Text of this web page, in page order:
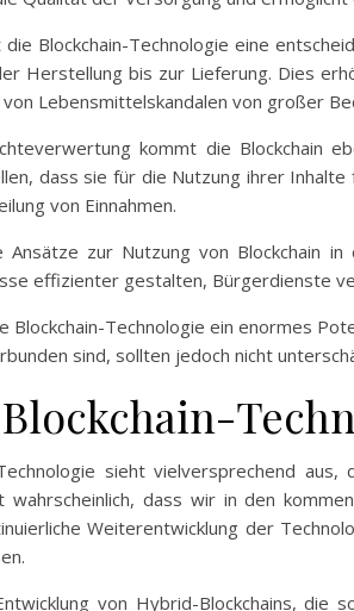
Blockchain-Technologie eine
Herstellung bis zur Lieferung. Dies
Lebensmittelskandalen von großer
kommt die Blockchain
dass sie für die Nutzung ihrer
von Einnahmen.
zur Nutzung von Blockchain
effizienter gestalten, Bürgerdienste
Blockchain-Technologie ein enormes
sind, sollten jedoch nicht
sieht vielversprechend
wahrscheinlich, dass wir in den
Weiterentwicklung der
von Hybrid-Blockchains, die